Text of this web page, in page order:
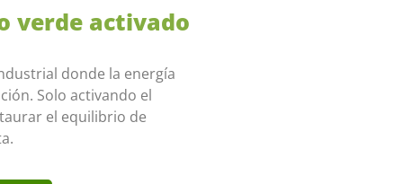
verde activado
donde la energía
Solo activando el
el equilibrio de